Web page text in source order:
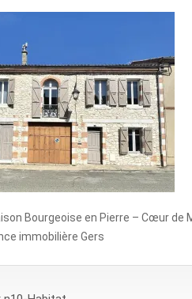
Bourgeoise en Pierre – Cœur
immobilière Gers